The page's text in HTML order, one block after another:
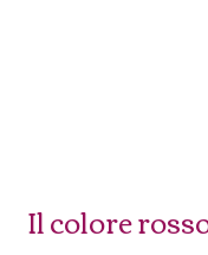
Il colore